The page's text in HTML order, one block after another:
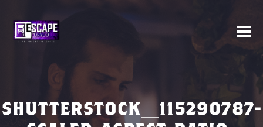
SHUTTERSTOCK_115290787-